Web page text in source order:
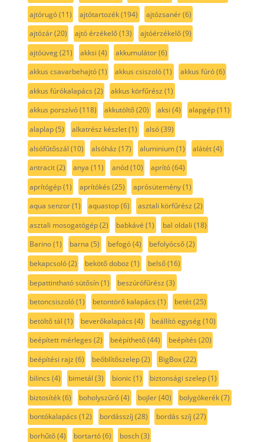
ajtórugó(11) ajtótartozék(194) ajtózsanér(6)
ajtózár(20) ajtó érzékelő(13) ajtóérzékelő(9)
ajtóüveg(21) akksi (4) akkumulátor(6)
akkus csavarbehajtó(1) akkus csiszoló(1) akkus fúró(6)
akkus fúrókalapács (2) akkus körfűrész (1)
akkus porszívó(118) akkutöltő(20) aksi (4) alapgép(11)
alaplap(5) alkatrész készlet(1) alsó(39)
alsófűtőszál (10) alsóház (17) aluminium(1) alátét(4)
antracit(2) anya (11) anód(10) aprító(64)
aprítógép(1) aprítókés (25) aprósütemény(1)
aqua senzor(1) aquastop(6) asztali körfűrész (2)
asztali mosogatógép(2) babkávé (1) bal oldali (18)
Barino(1) barna (5) befogó(4) befolyócső(2)
bekapcsoló(2) bekötő doboz (1) belső(16)
bepattintható sütősín(1) beszúrófűrész (3)
betoncsiszoló(1) betontörő kalapács (1) betét(25)
betöltő tál (1) beverőkalapács (4) beállító egység(10)
beépített mérleges (2) beépíthető(44) beépítés (20)
beépítési rajz (6) beőblítőszelep(2) BigBox(22)
bilincs (4) bimetál (3) bionic(1) biztonsági szelep(1)
biztosíték(6) boholyszűrő(4) bojler(40) bolygókerék(7)
bontókalapács (12) bordásszíj (28) bordás szíj (27)
borhűtő(4) bortartó(6) bosch(3)